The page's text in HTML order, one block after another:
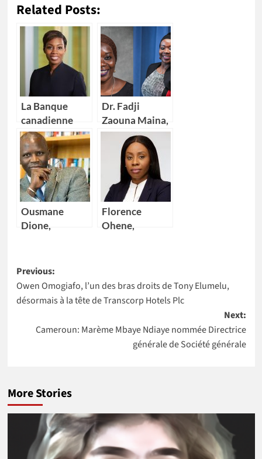
Related Posts:
La Banque
canadienne
impériale de
commerce
(CIBC) nomme
Kikelomo
Lawal comme
Vice-
présidente
Dr. Fadji
Zaouna Maina,
29 ans,
première
scientifique du
Niger à
intégrer la
NASA
Ousmane
Dione,
de la Banque
mondiale pour
4 pays Africains
Florence
Ohene,
Ghana
Post
navigation
Previous:
Owen Omogiafo, l’un des bras droits de Tony Elumelu,
désormais à la tête de Transcorp Hotels Plc
Next:
Cameroun: Marème Mbaye Ndiaye nommée Directrice
générale de Société générale
More Stories